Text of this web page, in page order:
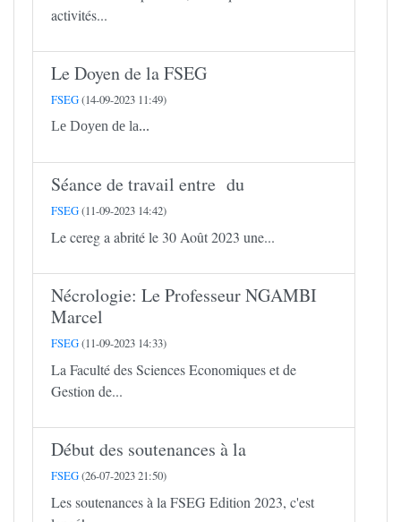
activités...
Le Doyen de la FSEG
FSEG(14-09-2023 11:49)
Le Doyen de la...
Séance de travail entre du
FSEG(11-09-2023 14:42)
Le cereg a abrité le 30 Août 2023 une...
Nécrologie: Le Professeur NGAMBI
Marcel
FSEG(11-09-2023 14:33)
La Faculté des Sciences Economiques et de
Gestion de...
Début des soutenances à la
FSEG(26-07-2023 21:50)
Les soutenances à la FSEG Edition 2023, c'est